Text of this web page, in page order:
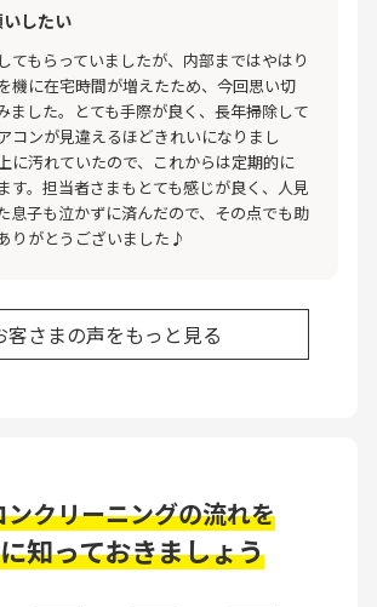
したい
てもらっていましたが、内部まではやはり
機に在宅時間が増えたため、今回思い切
ました。とても手際が良く、長年掃除して
コンが見違えるほどきれいになりまし
に汚れていたので、これからは定期的に
す。担当者さまもとても感じが良く、人見
息子も泣かずに済んだので、その点でも助
りがとうございました♪
客さまの声をもっと見る
ンクリーニングの流れを
知っておきましょう